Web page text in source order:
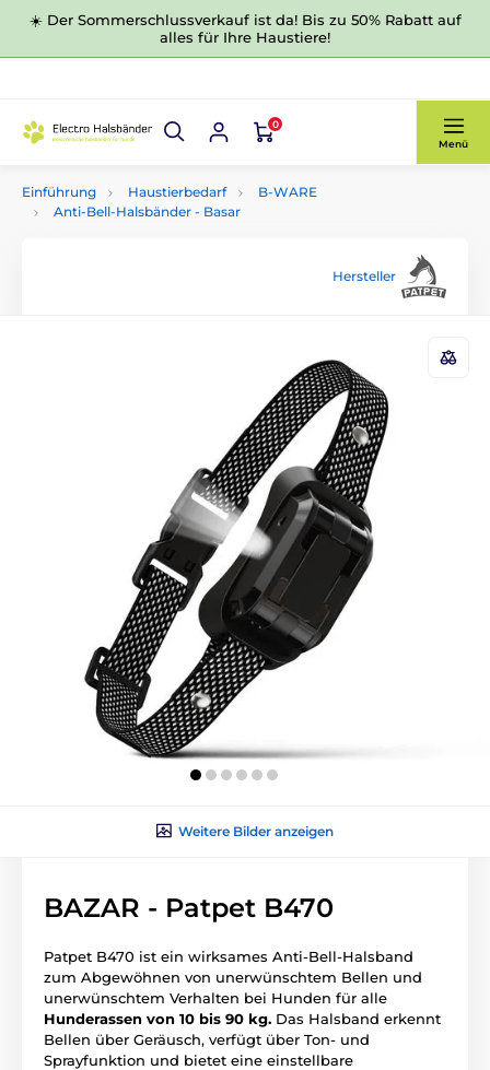
☀️ Der Sommerschlussverkauf ist da! Bis zu 50% Rabatt auf
alles für Ihre Haustiere!
0
Menü
Einführung Haustierbedarf
B-WARE
Anti-Bell-Halsbänder - Basar
Hersteller
Weitere Bilder anzeigen
BAZAR - Patpet B470
Patpet B470 ist ein wirksames Anti-Bell-Halsband
zum Abgewöhnen von unerwünschtem Bellen und
unerwünschtem Verhalten bei Hunden für alle
Hunderassen von 10 bis 90 kg. Das Halsband erkennt
Bellen über Geräusch, verfügt über Ton- und
Sprayfunktion und bietet eine einstellbare